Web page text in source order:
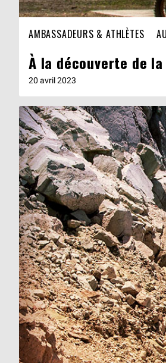
AMBASSADEURS & ATHLÈTES
À la découverte de
20 avril 2023